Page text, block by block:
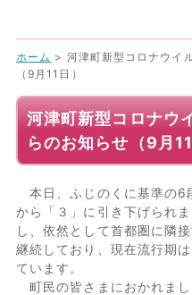
ホーム > 河津町新型コロナウイ
（9月11日）
河津町新型コロナウ
らのお知らせ（9月11
本日、ふじのくに基準の6
から「３」に引き下げられ
し、依然として首都圏に隣
継続しており、現在流行期
ています。
町民の皆さまにおかれま